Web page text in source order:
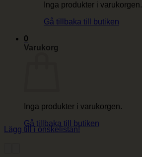
Inga produkter i varukorgen.
Gå tillbaka till butiken
0
Varukorg
Inga produkter i varukorgen.
Gå tillbaka till butiken
Lägg till i önskelistan!